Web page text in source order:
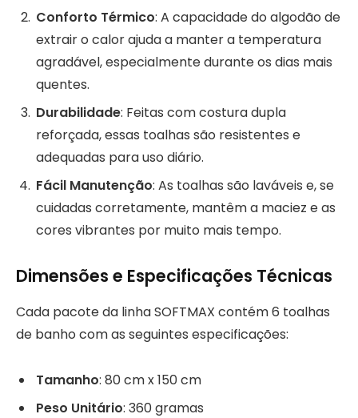
Conforto Térmico: A capacidade do algodão de
extrair o calor ajuda a manter a temperatura
agradável, especialmente durante os dias mais
quentes.
Durabilidade: Feitas com costura dupla
reforçada, essas toalhas são resistentes e
adequadas para uso diário.
Fácil Manutenção: As toalhas são laváveis e, se
cuidadas corretamente, mantêm a maciez e as
cores vibrantes por muito mais tempo.
Dimensões e Especificações Técnicas
Cada pacote da linha SOFTMAX contém 6 toalhas
de banho com as seguintes especificações:
Tamanho: 80 cm x 150 cm
Peso Unitário: 360 gramas